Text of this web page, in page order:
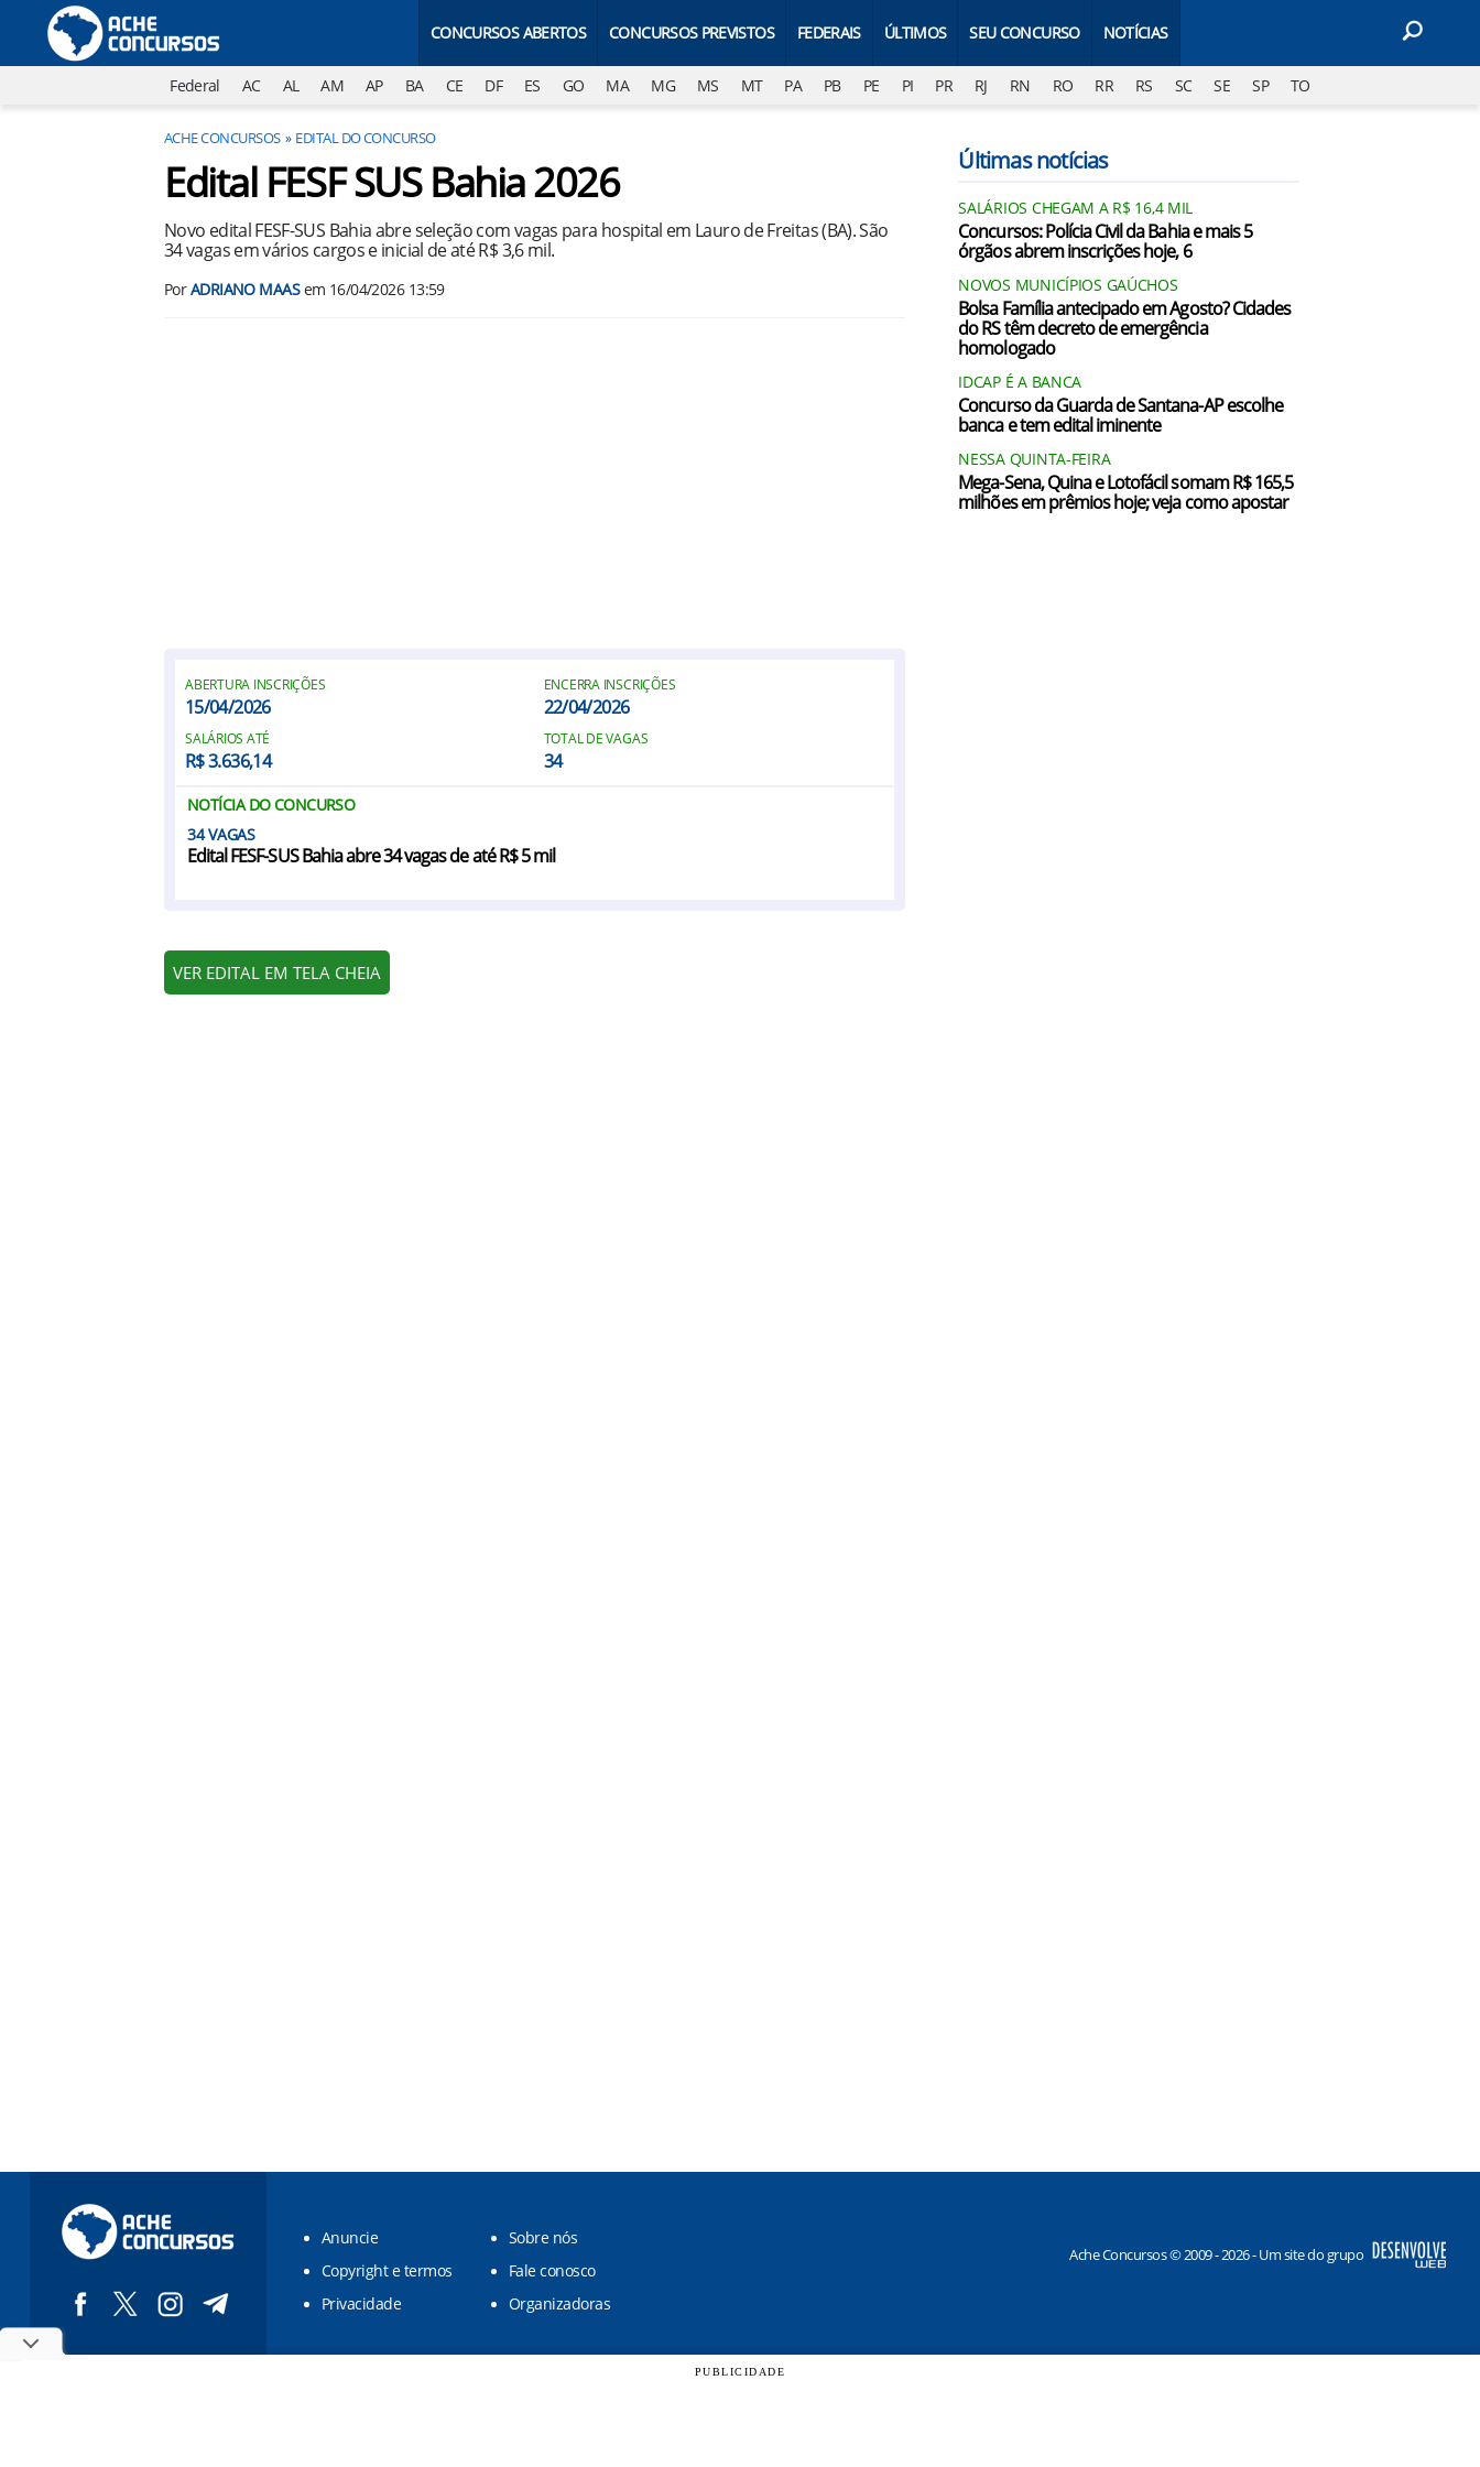
CONCURSOS ABERTOS CONCURSOS PREVISTOS FEDERAIS ÚLTIMOS SEU CONCURSO NOTÍCIAS
Federal AC AL AM AP BA CE DF ES GO MA MG MS MT PA PB PE PI PR RJ RN RO RR RS SC SE SP TO
ACHE CONCURSOS EDITAL DO CONCURSO
Edital FESF SUS Bahia 2026
Novo edital FESF-SUS Bahia abre seleção com vagas para hospital em Lauro de Freitas (BA). São
34 vagas em vários cargos e inicial de até R$ 3,6 mil.
PorADRIANO MAASem 16/04/2026 13:59
ABERTURA INSCRIÇÕES
15/04/2026
ENCERRA INSCRIÇÕES
22/04/2026
SALÁRIOS ATÉ
R$ 3.636,14
TOTAL DE VAGAS
34
NOTÍCIA DO CONCURSO
34
Edital FESF-SUS Bahia abre 34 vagas de até R$ 5 mil
VER EDITAL EM TELA CHEIA
Últimas notícias
SALÁRIOS CHEGAM A R$ 16,4 MIL
Concursos: Polícia Civil da Bahia e mais 5
órgãos abrem inscrições hoje, 6
NOVOS MUNICÍPIOS GAÚCHOS
Bolsa Família antecipado em Agosto? Cidades
do RS têm decreto de emergência
homologado
IDCAP É A BANCA
Concurso da Guarda de Santana-AP escolhe
banca e tem edital iminente
NESSA QUINTA-FEIRA
Mega-Sena, Quina e Lotofácil somam R$ 165,5
milhões em prêmios hoje; veja como apostar
Anuncie
Sobre nós
Copyright e termos
Fale conosco
Privacidade
Organizadoras
Ache Concursos © 2009 - 2026 - Um site do grupo
PUBLICIDADE